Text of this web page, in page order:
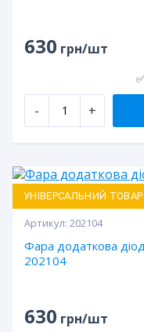
630 грн/шт
- +
УНІВЕРСАЛЬНИЙ ТОВАР
Артикул: 202104
Фара додаткова
202104
630 грн/шт